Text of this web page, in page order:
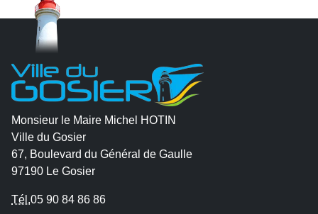
Monsieur le Maire Michel HOTIN
Ville du Gosier
67, Boulevard du Général de Gaulle
97190 Le Gosier
Tél.05 90 84 86 86